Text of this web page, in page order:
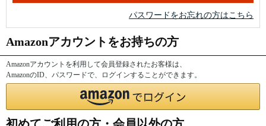
パスワードをお忘れの方はこちら
Amazonアカウントをお持ちの方
Amazonアカウントを利用して会員登録されたお客様は、
AmazonのID、パスワードで、ログインすることができます。